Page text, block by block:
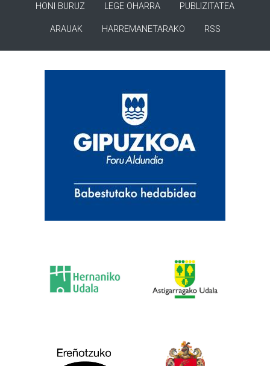
HONI BURUZ LEGE OHARRA PUBLIZITATEA
ARAUAK HARREMANETARAKO RSS